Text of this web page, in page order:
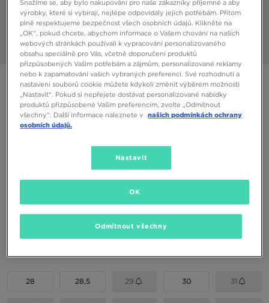
ONLY AT JD
FILA PANACHE
(Nejnižší cena za posledních 30 dní)
28 28,5 29 30 31
Snažíme se, aby bylo nakupování pro naše zákazníky příjemné a aby
výrobky, které si vybírají, nejlépe odpovídaly jejich potřebám. Přitom
plně respektujeme bezpečnost všech osobních údajů. Klikněte na
„OK“, pokud chcete, abychom informace o Vašem chování na našich
webových stránkách používali k vypracování personalizovaného
obsahu speciálně pro Vás, včetně doporučení produktů
přizpůsobených Vašim potřebám a zájmům, personalizované reklamy
nebo k zapamatování vašich vybraných preferencí. Své rozhodnutí a
nastavení souborů cookie můžete kdykoli změnit výběrem možnosti
„Nastavit“. Pokud si nepřejete dostávat personalizované nabídky
produktů přizpůsobené Vašim preferencím, zvolte „Odmítnout
všechny“. Další informace naleznete v našich podmínkách ochrany
osobních údajů.
Nastavit
Odmítnout všechny
OK